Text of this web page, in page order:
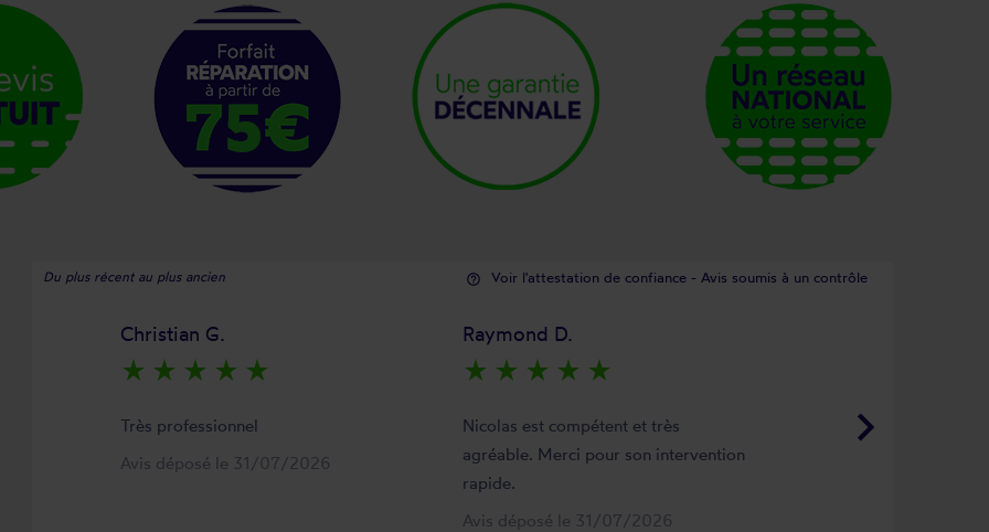
Du plus récent au plus ancien help_outline Voir l'attestation de confiance - Avis soumis à un contrôle
keyboard_arrow_right
Christian G.
star_rate star_rate star_rate star_rate star_rate
Très professionnel
Avis déposé le 31/07/2026
Raymond D.
star_rate star_rate star_rate star_rate star_rate
Nicolas est compétent et très
agréable. Merci pour son intervention
rapide.
Avis déposé le 31/07/2026